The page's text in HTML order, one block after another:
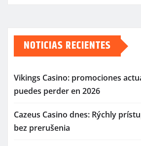
NOTICIAS RECIENTES
Vikings Casino: promociones
puedes perder en 2026
Cazeus Casino dnes: Rýchly
bez prerušenia